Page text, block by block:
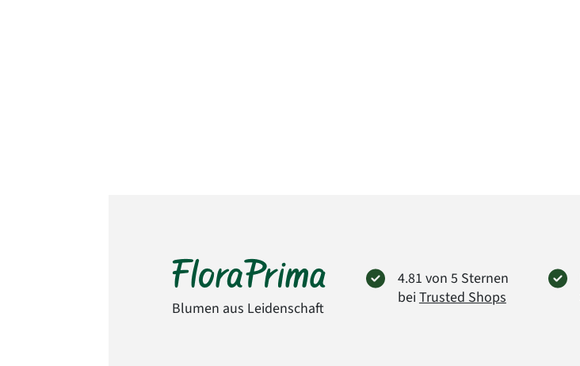
Blumen aus Leidenschaft
4.81 von 5 Sternen
bei Trusted Shops